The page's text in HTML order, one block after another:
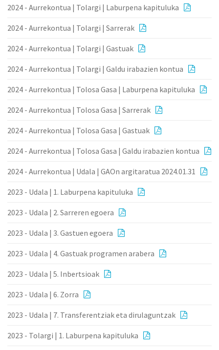
2024 - Aurrekontua | Tolargi | Laburpena kapituluka
2024 - Aurrekontua | Tolargi | Sarrerak
2024 - Aurrekontua | Tolargi | Gastuak
2024 - Aurrekontua | Tolargi | Galdu irabazien kontua
2024 - Aurrekontua | Tolosa Gasa | Laburpena kapituluka
2024 - Aurrekontua | Tolosa Gasa | Sarrerak
2024 - Aurrekontua | Tolosa Gasa | Gastuak
2024 - Aurrekontua | Tolosa Gasa | Galdu irabazien kontua
2024 - Aurrekontua | Udala | GAOn argitaratua 2024.01.31
2023 - Udala | 1. Laburpena kapituluka
2023 - Udala | 2. Sarreren egoera
2023 - Udala | 3. Gastuen egoera
2023 - Udala | 4. Gastuak programen arabera
2023 - Udala | 5. Inbertsioak
2023 - Udala | 6. Zorra
2023 - Udala | 7. Transferentziak eta dirulaguntzak
2023 - Tolargi | 1. Laburpena kapituluka